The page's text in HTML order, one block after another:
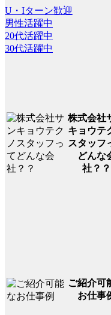
U・Iターン歓迎
男性活躍中
20代活躍中
30代活躍中
株式会社
キョウテ
スタッフ
どんな
社？？
ご紹介可
お仕事